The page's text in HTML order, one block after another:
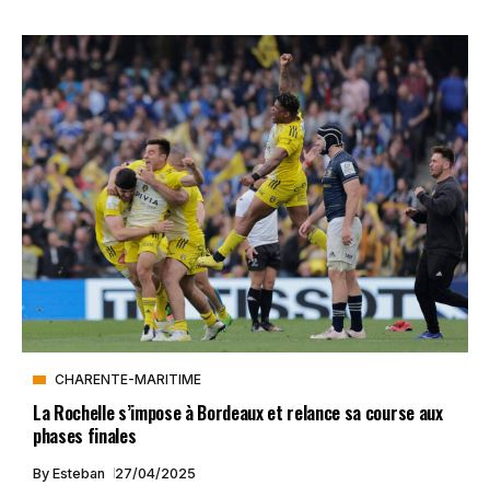
CHARENTE-MARITIME
La Rochelle s’impose à Bordeaux et relance sa course aux
phases finales
By Esteban 27/04/2025